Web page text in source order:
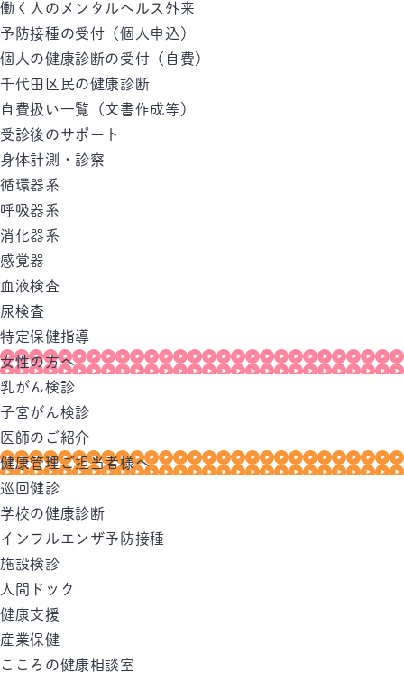
働く人のメンタルへルス外来
予防接種の受付（個人申込）
個人の健康診断の受付（自費）
千代田区民の健康診断
自費扱い一覧（文書作成等）
受診後のサポート
身体計測・診察
循環器系
呼吸器系
消化器系
感覚器
血液検査
尿検査
特定保健指導
女性の方へ
乳がん検診
子宮がん検診
医師のご紹介
健康管理ご担当者様へ
巡回健診
学校の健康診断
インフルエンザ予防接種
施設検診
人間ドック
健康支援
産業保健
こころの健康相談室